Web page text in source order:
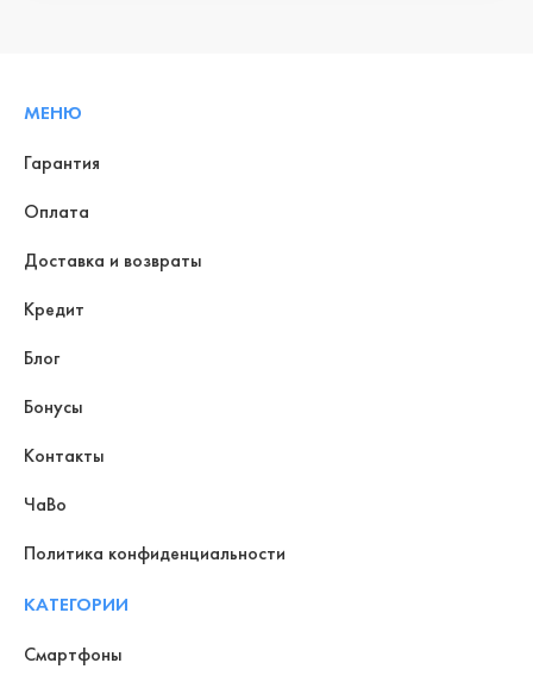
МЕНЮ
Гарантия
Оплата
Доставка и возвраты
Кредит
Блог
Бонусы
Контакты
ЧаВо
Политика конфиденциальности
КАТЕГОРИИ
Смартфоны